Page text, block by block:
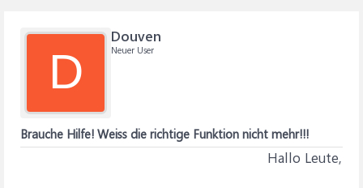
D
Douven
Neuer User
Brauche Hilfe! Weiss die richtige Funktion nicht mehr!!!
Hallo Leute,